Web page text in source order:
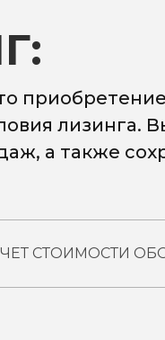
лизинга.
а также
СТОИМОСТИ